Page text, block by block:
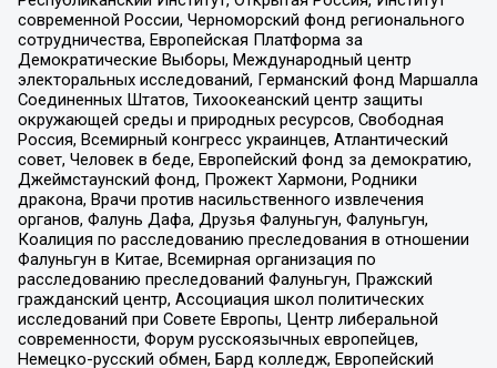
современной России, Черноморский фонд регионального
сотрудничества, Европейская Платформа за
Демократические Выборы, Международный центр
электоральных исследований, Германский фонд Маршалла
Соединенных Штатов, Тихоокеанский центр защиты
окружающей среды и природных ресурсов, Свободная
Россия, Всемирный конгресс украинцев, Атлантический
совет, Человек в беде, Европейский фонд за демократию,
Джеймстаунский фонд, Прожект Хармони, Родники
дракона, Врачи против насильственного извлечения
органов, Фалунь Дафа, Друзья Фалуньгун, Фалуньгун,
Коалиция по расследованию преследования в отношении
Фалуньгун в Китае, Всемирная организация по
расследованию преследований Фалуньгун, Пражский
гражданский центр, Ассоциация школ политических
исследований при Совете Европы, Центр либеральной
современности, Форум русскоязычных европейцев,
Немецко-русский обмен, Бард колледж, Европейский